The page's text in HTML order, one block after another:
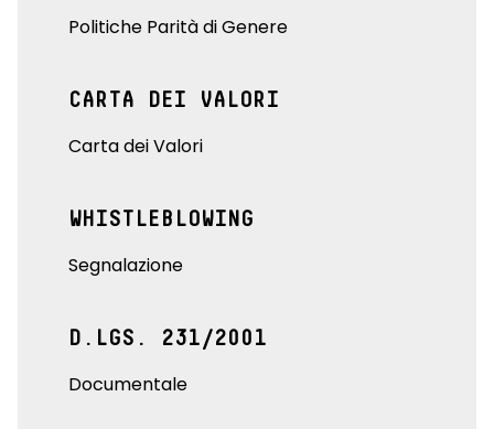
Politiche Parità di Genere
CARTA DEI VALORI
Carta dei Valori
WHISTLEBLOWING
Segnalazione
D.LGS. 231/2001
Documentale